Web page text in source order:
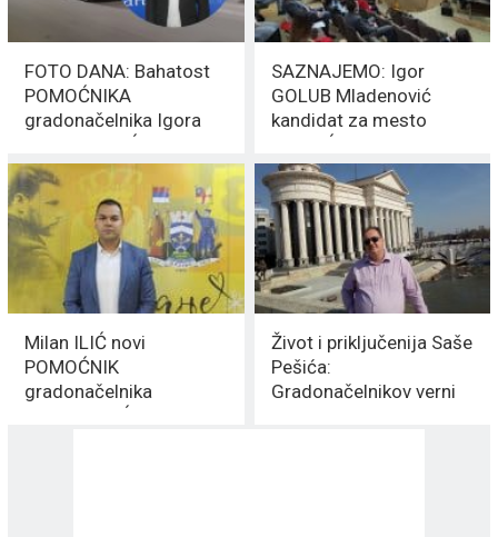
FOTO DANA: Bahatost
POMOĆNIKA
gradonačelnika Igora
MLADENOVIĆA
SAZNAJEMO: Igor
GOLUB Mladenović
kandidat za mesto
POMOĆNIKA
gradonačelnika
Milan ILIĆ novi
POMOĆNIK
gradonačelnika
MILENKOVIĆA
Život i priključenija Saše
Pešića:
Gradonačelnikov verni